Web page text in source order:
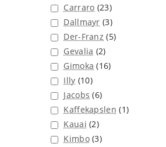
Carraro (23)
Dallmayr (3)
Der-Franz (5)
Gevalia (2)
Gimoka (16)
Illy (10)
Jacobs (6)
Kaffekapslen (1)
Kauai (2)
Kimbo(3)